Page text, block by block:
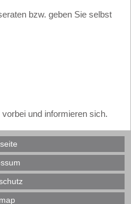
bzw. geben Sie selbst
und informieren sich.